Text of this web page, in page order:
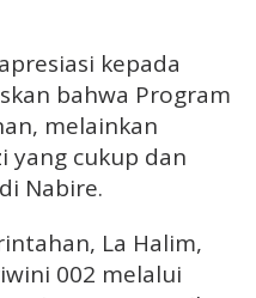
kepada
bahwa Program
melainkan
yang cukup dan
Nabire.
La Halim,
002 melalui